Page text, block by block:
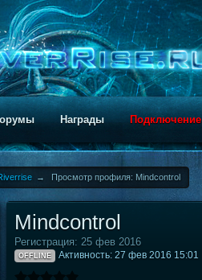
Награды Подключение
→ Просмотр профиля: Mindcontrol
Mindcontrol
Регистрация: 25 фев 2016
OFFLINE Активность: 27 фев 2016 15:01